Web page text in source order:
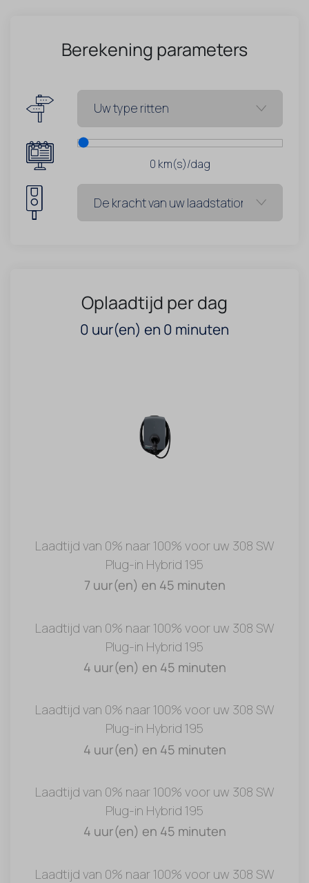
Berekening parameters
0 km(s)/dag
Oplaadtijd per dag
0 uur(en) en 0 minuten
Laadtijd van 0% naar 100% voor uw 308 SW
Plug-in Hybrid 195
7 uur(en) en 45 minuten
Laadtijd van 0% naar 100% voor uw 308 SW
Plug-in Hybrid 195
4 uur(en) en 45 minuten
Laadtijd van 0% naar 100% voor uw 308 SW
Plug-in Hybrid 195
4 uur(en) en 45 minuten
Laadtijd van 0% naar 100% voor uw 308 SW
Plug-in Hybrid 195
4 uur(en) en 45 minuten
Laadtijd van 0% naar 100% voor uw 308 SW